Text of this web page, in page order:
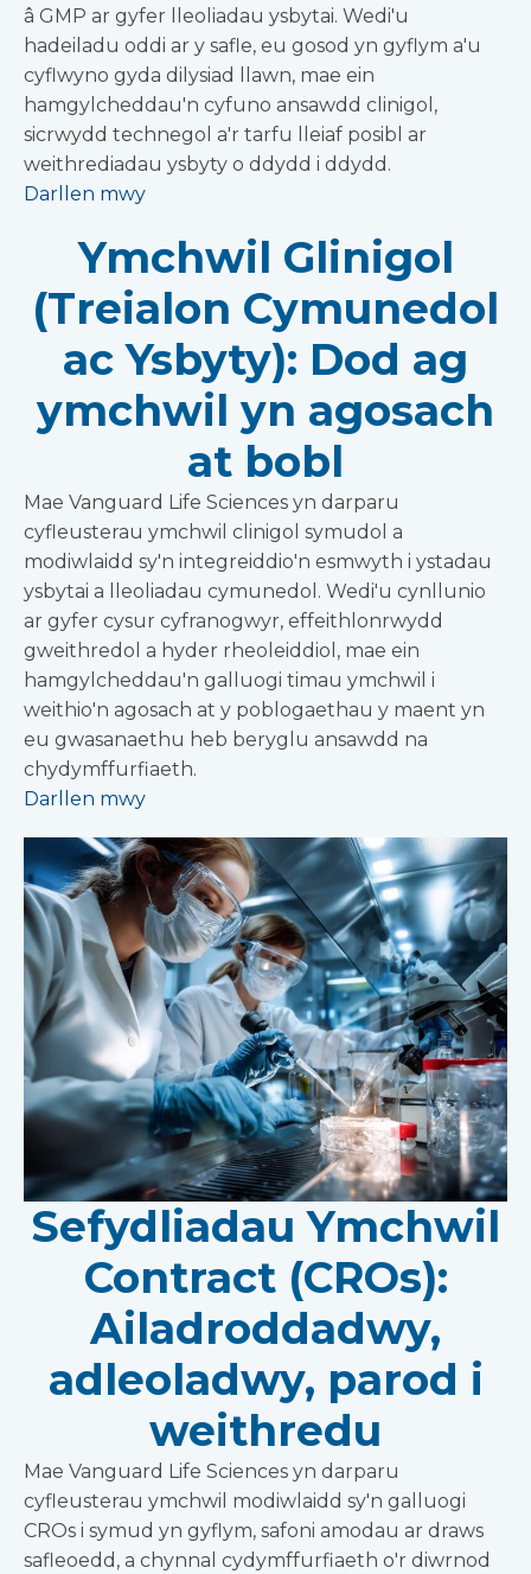
â GMP ar gyfer lleoliadau ysbytai. Wedi'u
hadeiladu oddi ar y safle, eu gosod yn gyflym a'u
cyflwyno gyda dilysiad llawn, mae ein
hamgylcheddau'n cyfuno ansawdd clinigol,
sicrwydd technegol a'r tarfu lleiaf posibl ar
weithrediadau ysbyty o ddydd i ddydd.
Darllen mwy
Ymchwil Glinigol
(Treialon Cymunedol
ac Ysbyty): Dod ag
ymchwil yn agosach
at bobl
Mae Vanguard Life Sciences yn darparu
cyfleusterau ymchwil clinigol symudol a
modiwlaidd sy'n integreiddio'n esmwyth i ystadau
ysbytai a lleoliadau cymunedol. Wedi'u cynllunio
ar gyfer cysur cyfranogwyr, effeithlonrwydd
gweithredol a hyder rheoleiddiol, mae ein
hamgylcheddau'n galluogi timau ymchwil i
weithio'n agosach at y poblogaethau y maent yn
eu gwasanaethu heb beryglu ansawdd na
chydymffurfiaeth.
Darllen mwy
Sefydliadau Ymchwil
Contract (CROs):
Ailadroddadwy,
adleoladwy, parod i
weithredu
Mae Vanguard Life Sciences yn darparu
cyfleusterau ymchwil modiwlaidd sy'n galluogi
CROs i symud yn gyflym, safoni amodau ar draws
safleoedd, a chynnal cydymffurfiaeth o'r diwrnod